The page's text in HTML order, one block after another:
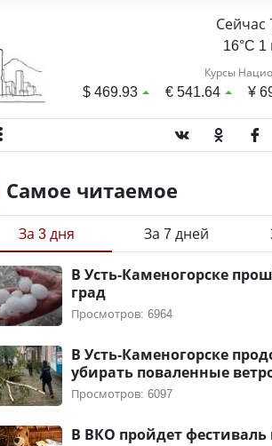
Сейчас
16°C
Курсы
$469.93 €541.64 ¥
Самое читаемое
За 3 дня За 7 дней
В Усть-Каменогорске
град
Просмотров: 6964
В Усть-Каменогорске
убирать поваленные
Просмотров: 6097
В ВКО пройдет фестиваль